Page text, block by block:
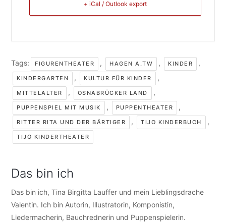
+ iCal / Outlook export
Tags: FIGURENTHEATER , HAGEN A.TW , KINDER ,
KINDERGARTEN , KULTUR FÜR KINDER ,
MITTELALTER , OSNABRÜCKER LAND ,
PUPPENSPIEL MIT MUSIK , PUPPENTHEATER ,
RITTER RITA UND DER BÄRTIGER , TIJO KINDERBUCH ,
TIJO KINDERTHEATER
Das bin ich
Das bin ich, Tina Birgitta Lauffer und mein Lieblingsdrache
Valentin. Ich bin Autorin, Illustratorin, Komponistin,
Liedermacherin, Bauchrednerin und Puppenspielerin.